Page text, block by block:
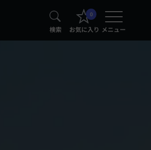
検索
0
お気に入り メニュー